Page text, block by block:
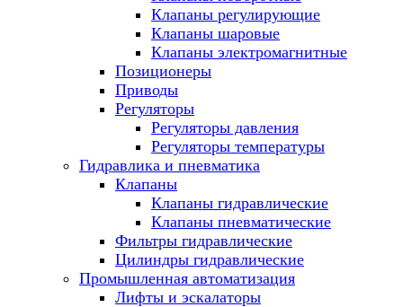
Клапаны регулирующие
Клапаны шаровые
Клапаны электромагнитные
Позиционеры
Приводы
Регуляторы
Регуляторы давления
Регуляторы температуры
Гидравлика и пневматика
Клапаны
Клапаны гидравлические
Клапаны пневматические
Фильтры гидравлические
Цилиндры гидравлические
Промышленная автоматизация
Лифты и эскалаторы